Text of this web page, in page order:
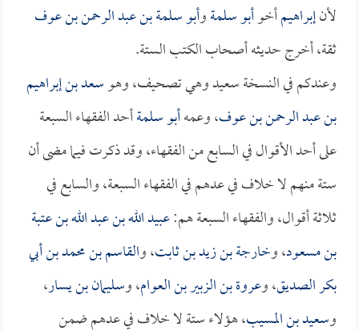
لأنإبراهيمأخوأبو سلمةوأبو سلمة بن عبد الرحمن بن عوف
ثقة، أخرج حديثه أصحاب الكتب الستة.
وعندكم في النسخة سعيد وهي تصحيف، وهوسعد بن إبراهيم
بن عبد الرحمن بن عوف، وعمهأبو سلمةأحد الفقهاء السبعة
على أحد الأقوال في السابع من الفقهاء، وقد ذكرت فيما مضى أن
ستة منهم لا خلاف في عدهم في الفقهاء السبعة، والسابع في
ثلاثة أقوال، والفقهاء السبعة هم:عبيد الله بن عبد الله بن عتبة
بن مسعود، وخارجة بن زيد بن ثابت، والقاسم بن محمد بن أبي
بكر الصديق، وعروة بن الزبير بن العوام، وسليمان بن يسار،
وسعيد بن المسيب، هؤلاء ستة لا خلاف في عدهم ضمن